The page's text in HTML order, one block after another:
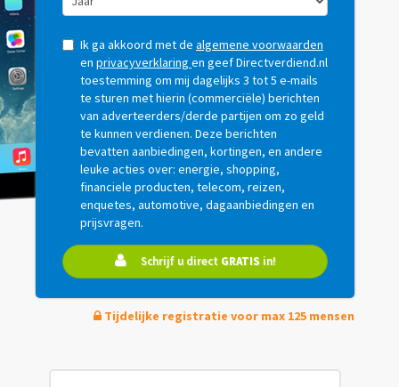
Ik ga akkoord met de algemene voorwaarden
en privacyverklaring en geef Directverdiend.nl
toestemming om mij dagelijks 3 tot 5 e-mails
te sturen met hierin (commerciële) berichten
van adverteerders/derde partijen om zo geld
te kunnen verdienen. Deze berichten
bevatten aanbiedingen, kortingen, en andere
leuke acties over: energie, shopping,
financiele producten, telecom, reizen,
enquetes, automotive, dagaanbiedingen en
prijsvragen.
Schrijf u direct GRATISin!
Tijdelijke registratie voor max 125 mensen